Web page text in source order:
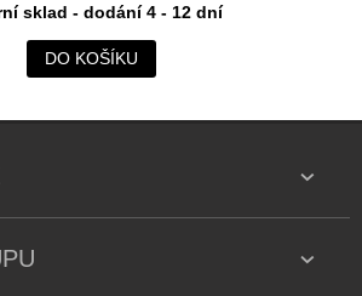
sklad - dodání 4 - 12 dní
DO KOŠÍKU